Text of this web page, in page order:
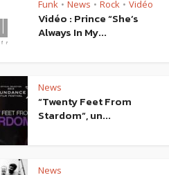
Funk • News • Rock • Vidéo
Vidéo : Prince “She’s
Always In My...
News
“Twenty Feet From
Stardom”, un...
News